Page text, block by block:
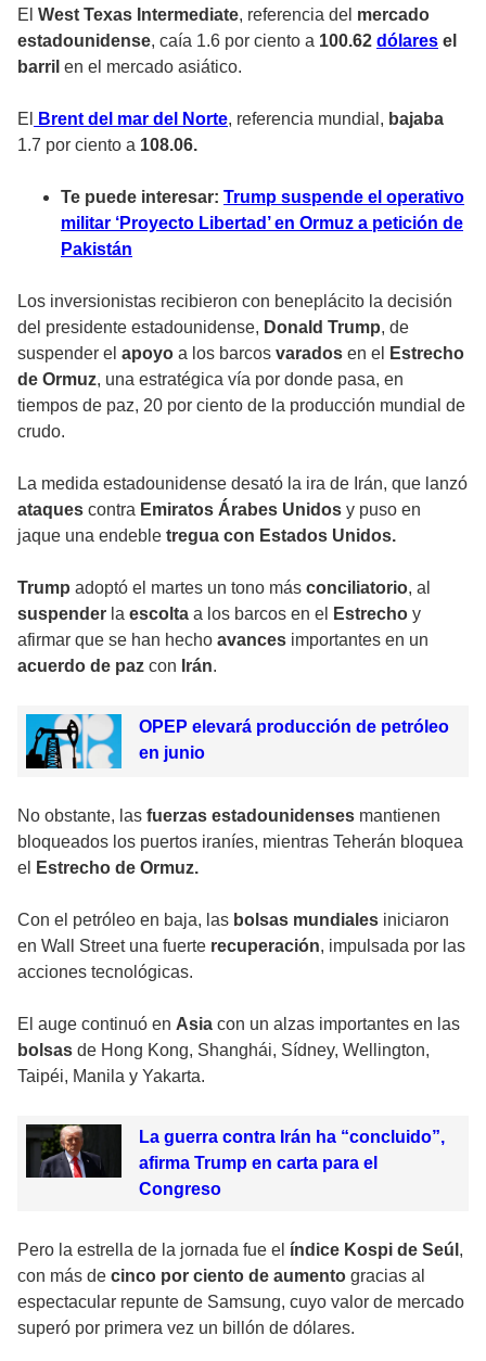
El West Texas Intermediate, referencia del mercado
estadounidense, caía 1.6 por ciento a 100.62 dólares el
barril en el mercado asiático.
El Brent del mar del Norte, referencia mundial, bajaba
1.7 por ciento a 108.06.
Te puede interesar: Trump suspende el operativo
militar ‘Proyecto Libertad’ en Ormuz a petición de
Pakistán
Los inversionistas recibieron con beneplácito la decisión
del presidente estadounidense, Donald Trump, de
suspender el apoyo a los barcos varados en el
Estrecho
de Ormuz, una estratégica vía por donde pasa, en
tiempos de paz, 20 por ciento de la producción mundial de
crudo.
La medida estadounidense desató la ira de Irán, que lanzó
ataques contra Emiratos Árabes Unidos y puso en
jaque una endeble tregua con Estados Unidos.
Trump adoptó el martes un tono más conciliatorio, al
suspender la escolta a los barcos en el Estrecho y
afirmar que se han hecho avances importantes en un
acuerdo de paz con Irán.
OPEP elevará producción de petróleo
en junio
No obstante, las fuerzas estadounidenses mantienen
bloqueados los puertos iraníes, mientras Teherán bloquea
el
Estrecho de Ormuz.
Con el petróleo en baja, las bolsas mundiales iniciaron
en Wall Streetuna fuerte recuperación, impulsada por las
acciones tecnológicas.
El auge continuó en Asia con un alzas importantes en las
bolsas de Hong Kong, Shanghái, Sídney, Wellington,
Taipéi, Manila y Yakarta.
La guerra contra Irán ha “concluido”,
afirma Trump en carta para el
Congreso
Pero la estrella de la jornada fue el índice Kospi de Seúl ,
con más de cinco por ciento de aumento gracias al
espectacular repunte de Samsung, cuyo valor de mercado
superó por primera vez un billón de dólares.